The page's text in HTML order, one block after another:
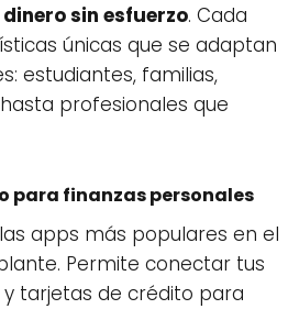
sin esfuerzo. Cada
únicas que se adaptan
estudiantes, familias,
profesionales que
para finanzas personales
apps más populares en el
Permite conectar tus
tarjetas de crédito para